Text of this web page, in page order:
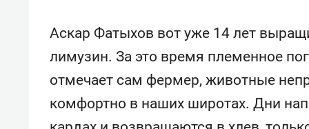
Аскар Фатыхов вот уже 14 лет
лимузин. За это время племенное
отмечает сам фермер, животные
комфортно в наших широтах. Дни
Как ГК «МИР ГРУПП» и ВТБ
создают оазис жилого
комфорта под Казанью
150
ID